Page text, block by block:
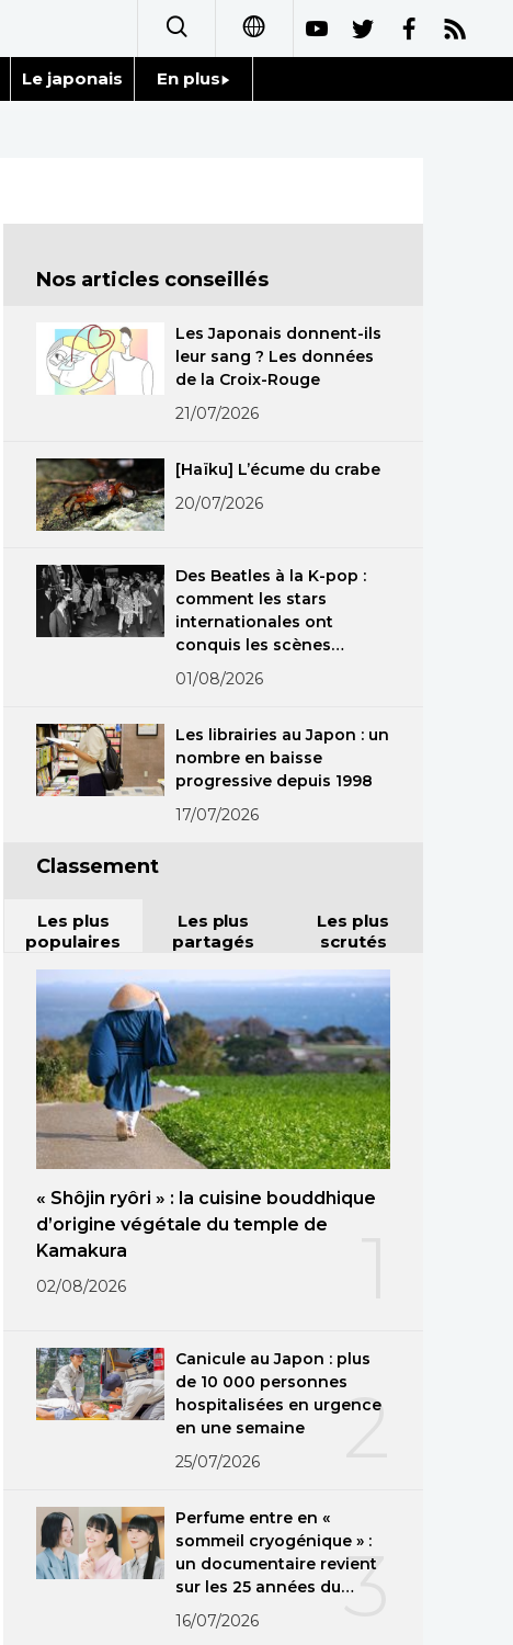
العربية
Русский
Le japonais En plus
Images
Vidéos
Tokyo
Nos articles conseillés
Les Japonais donnent-ils
leur sang ? Les données
de la Croix-Rouge
21/07/2026
[Haïku] L’écume du crabe
20/07/2026
Des Beatles à la K-pop :
comment les stars
internationales ont
conquis les scènes
japonaises
01/08/2026
Les librairies au Japon : un
nombre en baisse
progressive depuis 1998
17/07/2026
Classement
Les plus
populaires
Les plus
partagés
Les plus
scrutés
« Shôjin ryôri » : la cuisine bouddhique
d’origine végétale du temple de
Kamakura
02/08/2026
2
Canicule au Japon : plus
de 10 000 personnes
hospitalisées en urgence
en une semaine
25/07/2026
3
Perfume entre en «
sommeil cryogénique » :
un documentaire revient
sur les 25 années du
groupe
16/07/2026